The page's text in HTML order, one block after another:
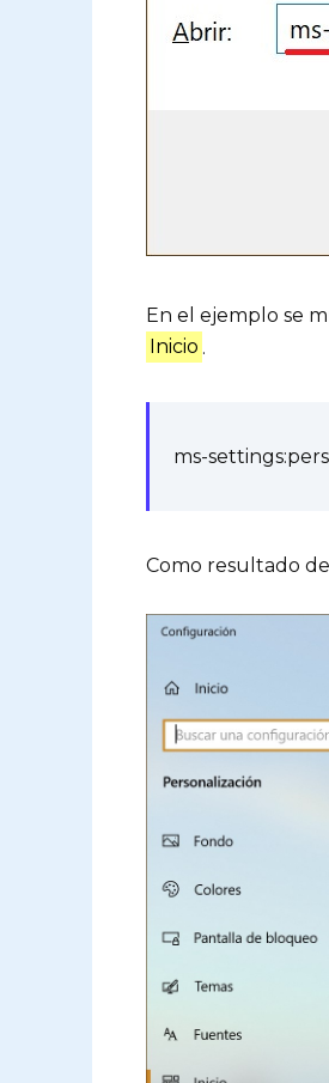
En el ejemplo se
Inicio .
ms-
Como resultado